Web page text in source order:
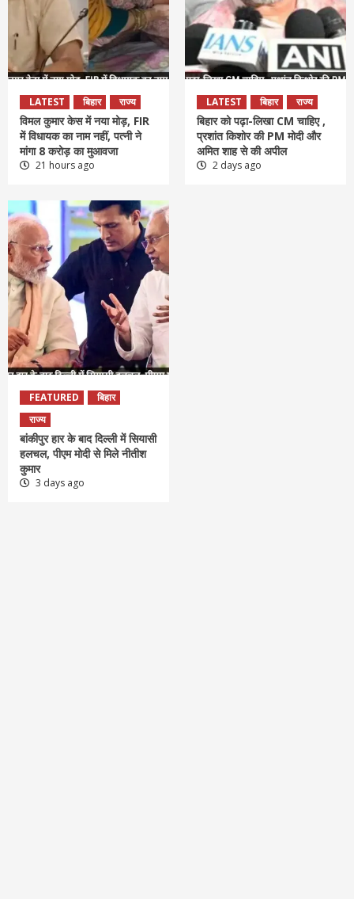
LATEST बिहार राज्य
विमल कुमार केस में नया मोड़, FIR
में विधायक का नाम नहीं, पत्नी ने
मांगा 8 करोड़ का मुआवजा
21 hours ago
LATEST बिहार राज्य
बिहार को पढ़ा-लिखा CM चाहिए ,
प्रशांत किशोर की PM मोदी और
अमित शाह से की अपील
2 days ago
FEATURED
बिहार
राज्य
बांकीपुर हार के बाद दिल्ली में सियासी
हलचल, पीएम मोदी से मिले नीतीश
कुमार
3 days ago